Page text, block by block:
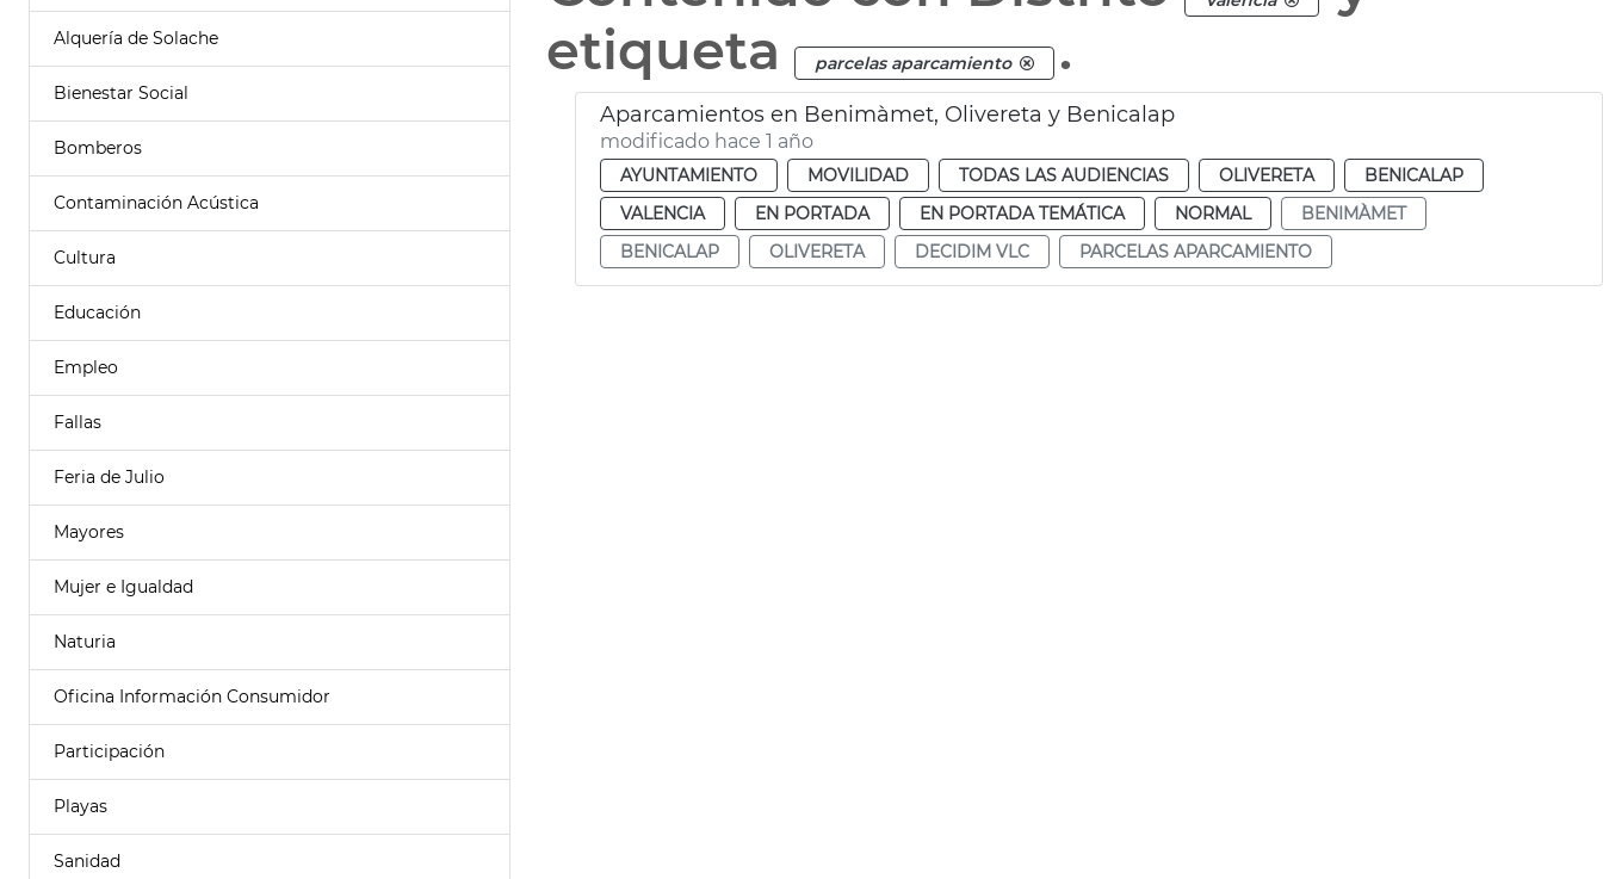
Alquería de Solache
Bienestar Social
Bomberos
Contaminación Acústica
Cultura
Educación
Empleo
Fallas
Feria de Julio
Mayores
Mujer e Igualdad
Naturia
Oficina Información Consumidor
Participación
Playas
Sanidad
etiqueta
parcelas aparcamiento .
Aparcamientos en Benimàmet, Olivereta y Benicalap
modificado hace 1 año
AYUNTAMIENTO MOVILIDAD TODAS LAS AUDIENCIAS OLIVERETA
BENICALAP
VALENCIA
EN PORTADA EN PORTADA TEMÁTICA NORMAL
BENIMÀMET
BENICALAP
OLIVERETA DECIDIM VLC PARCELAS APARCAMIENTO